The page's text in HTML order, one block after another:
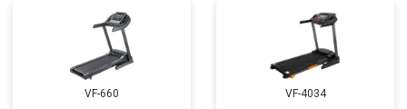
VF-660 VF-4034